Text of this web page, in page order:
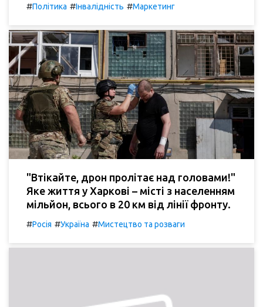
#Політика #Інвалідність #Маркетинг
"Втікайте, дрон пролітає над головами!"
Яке життя у Харкові – місті з населенням
мільйон, всього в 20 км від лінії фронту.
#Росія #Україна #Мистецтво та розваги